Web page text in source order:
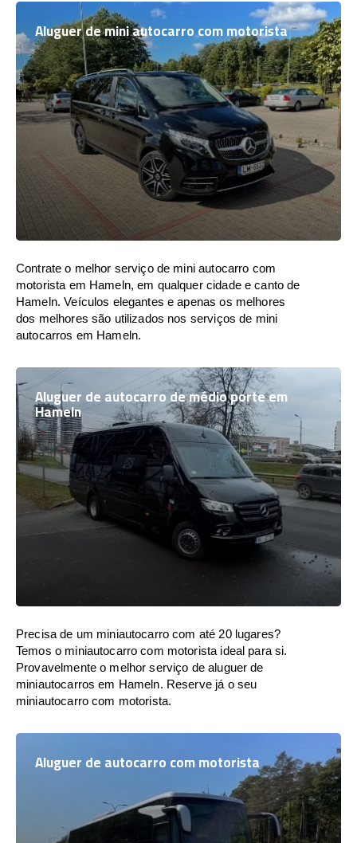
Aluguer de mini autocarro com motorista
Contrate o melhor serviço de mini autocarro com
motorista em Hameln, em qualquer cidade e canto de
Hameln. Veículos elegantes e apenas os melhores
dos melhores são utilizados nos serviços de mini
autocarros em Hameln.
Aluguer de autocarro de médio porte em
Hameln
Precisa de um miniautocarro com até 20 lugares?
Temos o miniautocarro com motorista ideal para si.
Provavelmente o melhor serviço de aluguer de
miniautocarros em Hameln. Reserve já o seu
miniautocarro com motorista.
Aluguer de autocarro com motorista